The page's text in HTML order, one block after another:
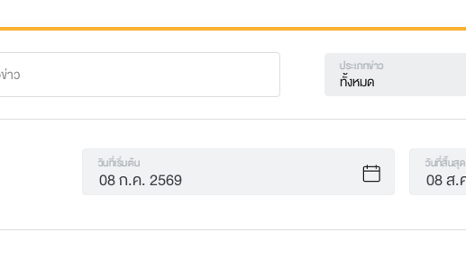
ประเภทข่าว
ทั้งหมด
วันที่เริ่มต้น วันที่สิ้นสุด